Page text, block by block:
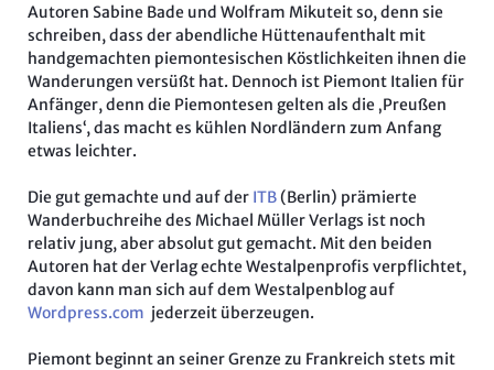
Autoren Sabine Bade und Wolfram Mikuteit so, denn sie
schreiben, dass der abendliche Hüttenaufenthalt mit
handgemachten piemontesischen Köstlichkeiten ihnen die
Wanderungen versüßt hat. Dennoch ist Piemont Italien für
Anfänger, denn die Piemontesen gelten als die ‚Preußen
Italiens‘, das macht es kühlen Nordländern zum Anfang
etwas leichter.
Die gut gemachte und auf der ITB(Berlin) prämierte
Wanderbuchreihe des Michael Müller Verlags ist noch
relativ jung, aber absolut gut gemacht. Mit den beiden
Autoren hat der Verlag echte Westalpenprofis verpflichtet,
davon kann man sich auf dem Westalpenblog auf
Wordpress.com jederzeit überzeugen.
Piemont beginnt an seiner Grenze zu Frankreich stets mit